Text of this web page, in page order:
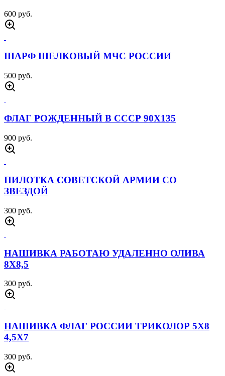
600 руб.
ШАРФ ШЕЛКОВЫЙ МЧС РОССИИ
500 руб.
ФЛАГ РОЖДЕННЫЙ В СССР 90Х135
900 руб.
ПИЛОТКА СОВЕТСКОЙ АРМИИ CО
ЗВЕЗДОЙ
300 руб.
НАШИВКА РАБОТАЮ УДАЛЕННО ОЛИВА
8Х8,5
300 руб.
НАШИВКА ФЛАГ РОССИИ ТРИКОЛОР 5Х8
4,5Х7
300 руб.